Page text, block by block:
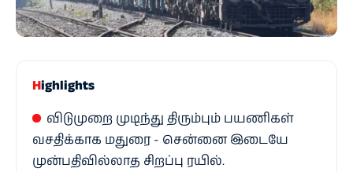
Highlights
விடுமுறை முடிந்து திரும்பும் பயணிகள்
வசதிக்காக மதுரை - சென்னை இடையே
முன்பதிவில்லாத சிறப்பு ரயில்.